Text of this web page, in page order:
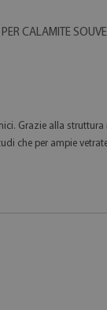
CALAMITE
Grazie alla
che per ampie